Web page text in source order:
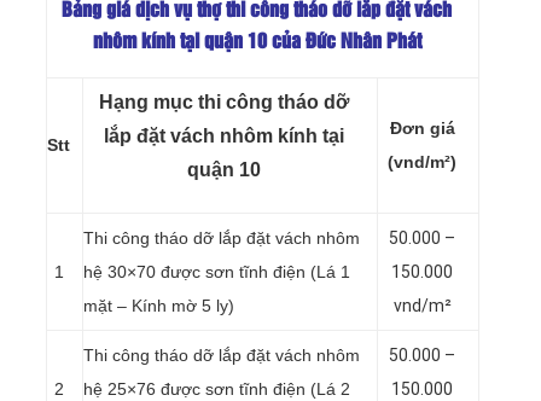
Bảng giá dịch vụ thợ thi công tháo dỡ lắp đặt vách
nhôm kính tại quận 10 của Đức Nhân Phát
Stt
Hạng mục thi công tháo dỡ
lắp đặt vách nhôm kính tại
quận 10
Đơn giá
(vnd/m²)
1
Thi công tháo dỡ lắp đặt vách nhôm
hệ 30×70 được sơn tĩnh điện (Lá 1
mặt – Kính mờ 5 ly)
50.000 –
150.000
vnd/m²
2
Thi công tháo dỡ lắp đặt vách nhôm
hệ 25×76 được sơn tĩnh điện (Lá 2
50.000 –
150.000